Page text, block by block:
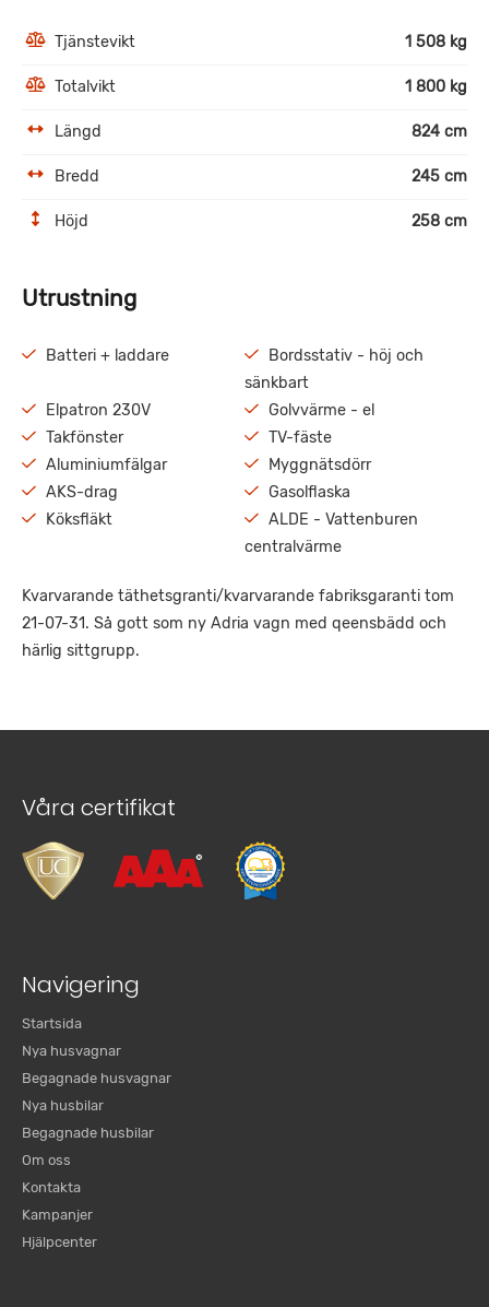
Tjänstevikt 1 508 kg
Totalvikt 1 800 kg
Längd 824 cm
Bredd 245 cm
Höjd 258 cm
Utrustning
Batteri + laddare
Bordsstativ - höj och
sänkbart
Elpatron 230V
Golvvärme - el
Takfönster
TV-fäste
Aluminiumfälgar
Myggnätsdörr
AKS-drag
Gasolflaska
Köksfläkt
ALDE - Vattenburen
centralvärme
Kvarvarande täthetsgranti/kvarvarande fabriksgaranti tom
21-07-31. Så gott som ny Adria vagn med qeensbädd och
härlig sittgrupp.
Våra certifikat
Navigering
Startsida
Nya husvagnar
Begagnade husvagnar
Nya husbilar
Begagnade husbilar
Om oss
Kontakta
Kampanjer
Hjälpcenter